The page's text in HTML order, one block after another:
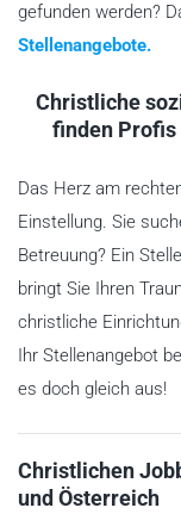
gefunden werden?
Stellenangebote.
Christliche
finden Profis
Das Herz am
Einstellung. Sie
Betreuung? Ein
bringt Sie Ihren
christliche
Ihr Stellenangebot
es doch gleich aus!
Christlichen
und Österreich